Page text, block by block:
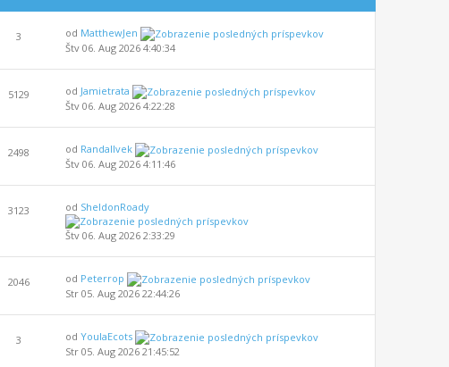
3 od MatthewJen
Štv 06. Aug 2026 4:40:34
5129 od Jamietrata
Štv 06. Aug 2026 4:22:28
2498 od Randallvek
Štv 06. Aug 2026 4:11:46
3123 od SheldonRoady
Štv 06. Aug 2026 2:33:29
2046 od Peterrop
Str 05. Aug 2026 22:44:26
3 odYoulaEcots
Str 05. Aug 2026 21:45:52